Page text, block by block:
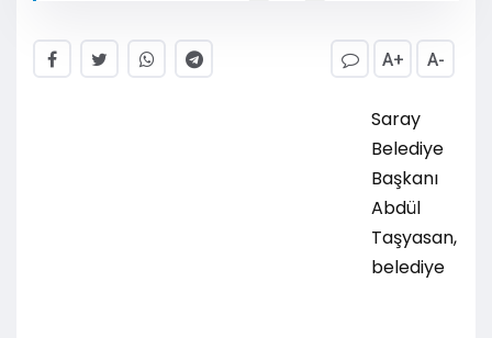
A+ A-
Saray
Belediye
Başkanı
Abdül
Taşyasan,
belediye